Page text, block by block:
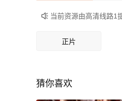
 当前资源由高清线路1
正片
猜你喜欢